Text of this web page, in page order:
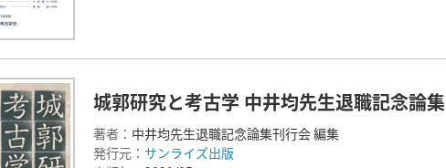
城郭研究と考古学 中井均先生退職記念論集
著者： 中井均先生退職記念論集刊行会 編集
発行元： サンライズ出版